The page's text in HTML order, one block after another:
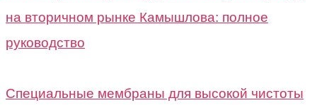
на вторичном рынке Камышлова: полное
руководство
Специальные мембраны для высокой чистоты